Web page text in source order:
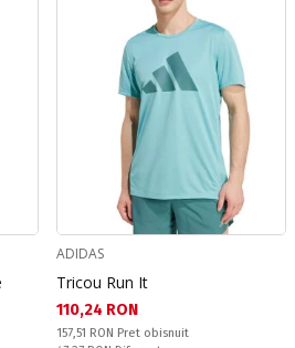
ADIDAS
Tricou Run It
Текуща цена:
110,24 RON
Pret obisnuit:
157,51 RON Pret obisnuit